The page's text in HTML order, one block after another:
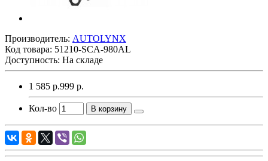
Производитель: AUTOLYNX
Код товара: 51210-SCA-980AL
Доступность: На складе
1 585 р.999 р.
Кол-во В корзину